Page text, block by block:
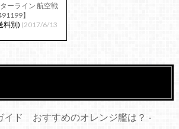
ーライン 航空戦
】
料別) (2017/6/13
イド おすすめのオレンジ艦は？ -